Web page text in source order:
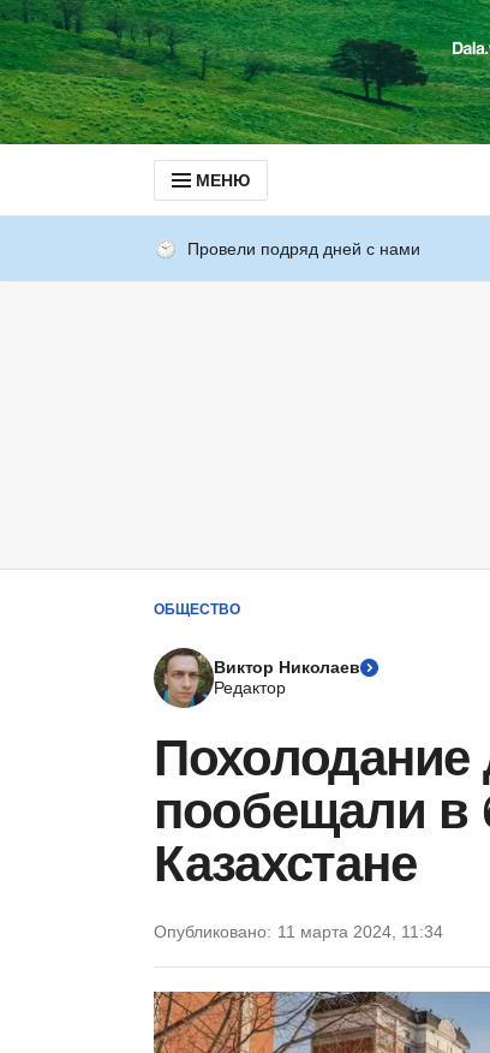
МЕНЮ
Провели подряд дней с нами
ОБЩЕСТВО
Виктор Николаев
Редактор
Похолодание
пообещали в
Казахстане
Опубликовано: 11 марта 2024, 11:34